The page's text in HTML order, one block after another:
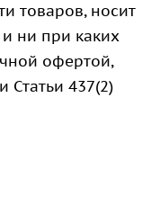
товаров, носит
ни при каких
офертой,
437(2)